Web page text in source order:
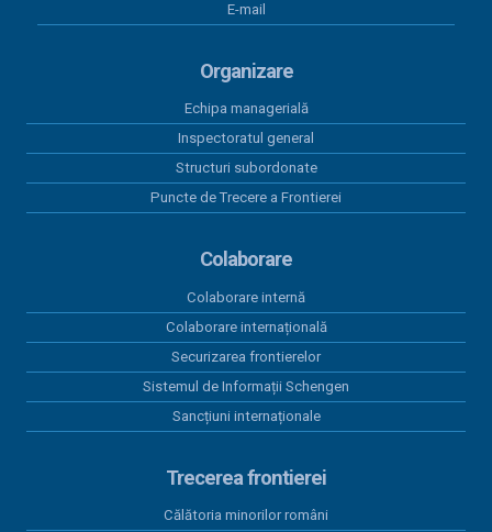
E-mail
Organizare
Echipa managerială
Inspectoratul general
Structuri subordonate
Puncte de Trecere a Frontierei
Colaborare
Colaborare internă
Colaborare internațională
Securizarea frontierelor
Sistemul de Informații Schengen
Sancțiuni internaționale
Trecerea frontierei
Călătoria minorilor români